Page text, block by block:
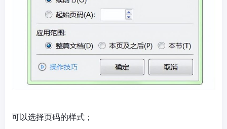
可以选择页码的样式；